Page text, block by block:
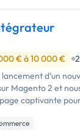
€ à 10 000 €
d'un
Magento 2 et
captivante
travaille